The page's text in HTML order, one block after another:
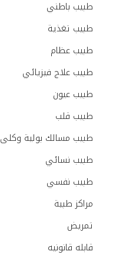
طبيب باطني
طبيب تغذية
طبيب عظام
طبيب علاج فيزيائي
طبيب عيون
طبيب قلب
طبيب مسالك بولية وكلى
طبيب نسائي
طبيب نفسي
مراكز طبية
تمريض
قابله قانونيه